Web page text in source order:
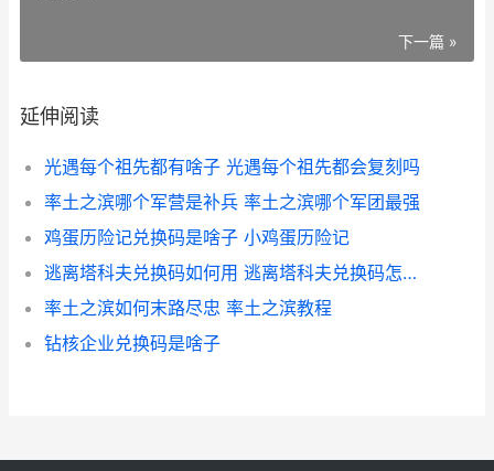
下一篇 »
延伸阅读
光遇每个祖先都有啥子 光遇每个祖先都会复刻吗
率土之滨哪个军营是补兵 率土之滨哪个军团最强
鸡蛋历险记兑换码是啥子 小鸡蛋历险记
逃离塔科夫兑换码如何用 逃离塔科夫兑换码怎么用
率土之滨如何末路尽忠 率土之滨教程
钻核企业兑换码是啥子